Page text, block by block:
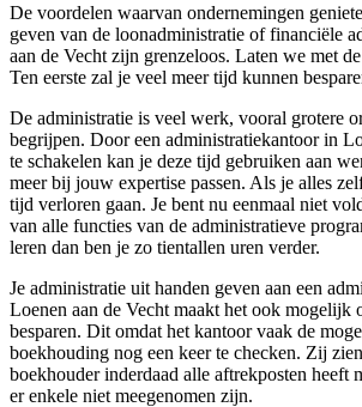
De voordelen waarvan ondernemingen
geven van de loonadministratie of financiële
aan de Vecht zijn grenzeloos. Laten we met
Ten eerste zal je veel meer tijd kunnen
De administratie is veel werk, vooral grotere
begrijpen. Door een administratiekantoor in
te schakelen kan je deze tijd gebruiken aan
meer bij jouw expertise passen. Als je alles
tijd verloren gaan. Je bent nu eenmaal niet
van alle functies van de administratieve
leren dan ben je zo tientallen uren verder.
Je administratie uit handen geven aan een
Loenen aan de Vecht maakt het ook mogelijk
besparen. Dit omdat het kantoor vaak de
boekhouding nog een keer te checken. Zij
boekhouder inderdaad alle aftrekposten heeft
er enkele niet meegenomen zijn.